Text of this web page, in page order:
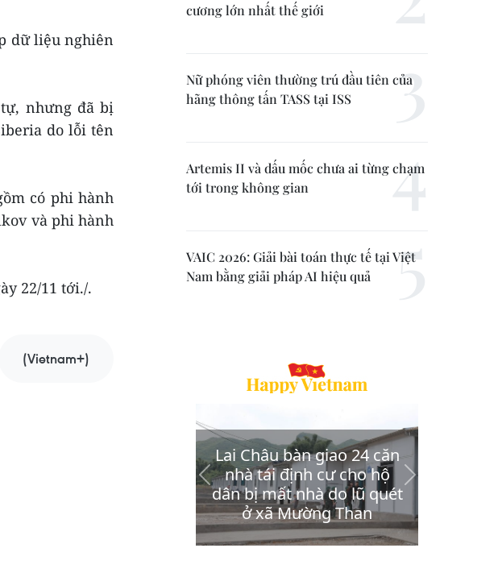
dữ liệu nghiên
nhưng đã bị
do lỗi tên
có phi hành
và phi hành
22/11 tới./.
(Vietnam+)
cương lớn nhất thế giới
Nữ phóng viên thường trú đầu tiên của
hãng thông tấn TASS tại ISS
Artemis II và dấu mốc chưa ai từng chạm
tới trong không gian
VAIC 2026: Giải bài toán thực tế tại Việt
Nam bằng giải pháp AI hiệu quả